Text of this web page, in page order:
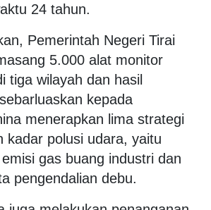
24 tahun.
Pemerintah Negeri Tirai
5.000 alat monitor
tiga wilayah dan hasil
kepada
menerapkan lima strategi
kadar polusi udara, yaitu
gas buang industri dan
pengendalian debu.